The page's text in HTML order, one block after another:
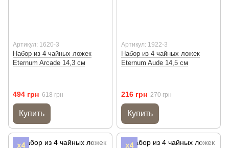
Артикул: 1620-3
Набор из 4 чайных ложек
Eternum Arcade 14,3 см
494 грн 618 грн
Купить
Артикул: 1922-3
Набор из 4 чайных ложек
Eternum Aude 14,5 см
216 грн 270 грн
Купить